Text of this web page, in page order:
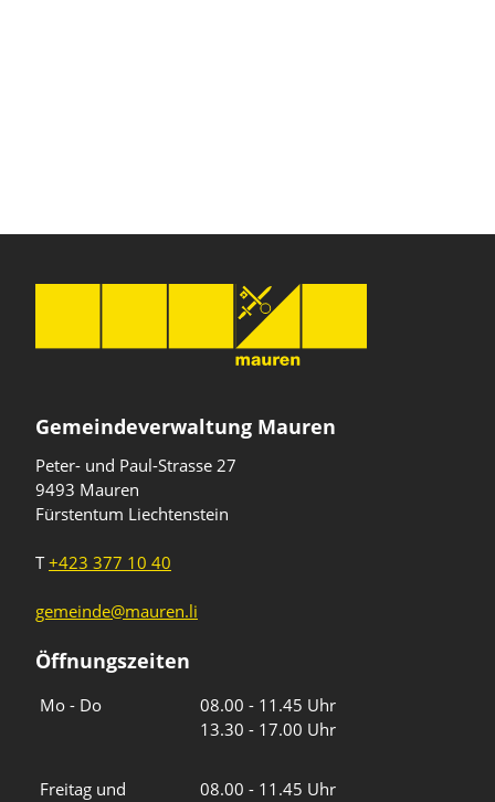
Gemeindeverwaltung Mauren
Peter- und Paul-Strasse 27
9493 Mauren
Fürstentum Liechtenstein
T+423 377 10 40
gemeinde@mauren.li
Öffnungszeiten
Mo - Do
08.00 - 11.45 Uhr
13.30 - 17.00 Uhr
Freitag und
08.00 - 11.45 Uhr